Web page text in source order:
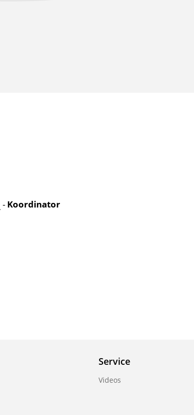
- Koordinator
Service
Videos